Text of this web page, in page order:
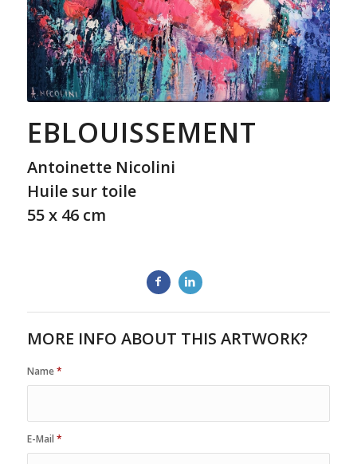
EBLOUISSEMENT
Antoinette Nicolini
Huile sur toile
55 x 46 cm
MORE INFO ABOUT THIS ARTWORK?
Name*
E-Mail *